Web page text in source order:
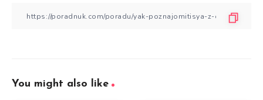
You might also like